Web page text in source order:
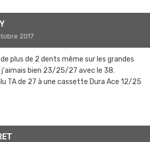
2017
plus de 2 dents même sur les grandes
j'aimais bien 23/25/27 avec le 38.
TA de 27 à une cassette Dura Ace 12/25